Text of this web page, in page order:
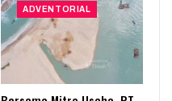
ADVENTORIAL